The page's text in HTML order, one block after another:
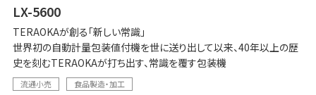
LX-5600
TERAOKAが創る「新しい常識」
世界初の自動計量包装値付機を世に送り出して以来、40年以上の歴
史を刻むTERAOKAが打ち出す、常識を覆す包装機
流通小売 食品製造・加工